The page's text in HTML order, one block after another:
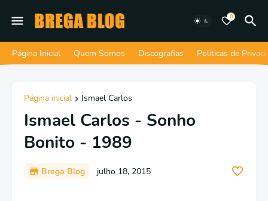
0
Página Inicial Quem Somos Discografias Políticas de
Página inicial Ismael Carlos
Ismael Carlos - Sonho
Bonito - 1989
Brega Blog julho 18, 2015